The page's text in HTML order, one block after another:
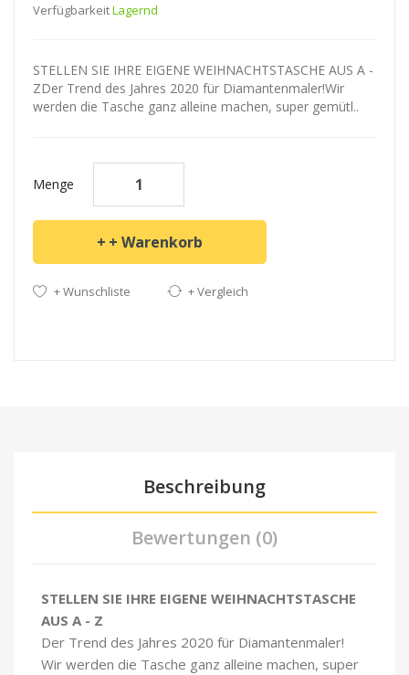
VerfügbarkeitLagernd
STELLEN SIE IHRE EIGENE WEIHNACHTSTASCHE AUS A -
ZDer Trend des Jahres 2020 für Diamantenmaler!Wir
werden die Tasche ganz alleine machen, super gemütl..
Menge
+ Warenkorb
+ Wunschliste + Vergleich
Beschreibung
Bewertungen (0)
STELLEN SIE IHRE EIGENE WEIHNACHTSTASCHE
AUS A - Z
Der Trend des Jahres 2020 für Diamantenmaler!
Wir werden die Tasche ganz alleine machen, super